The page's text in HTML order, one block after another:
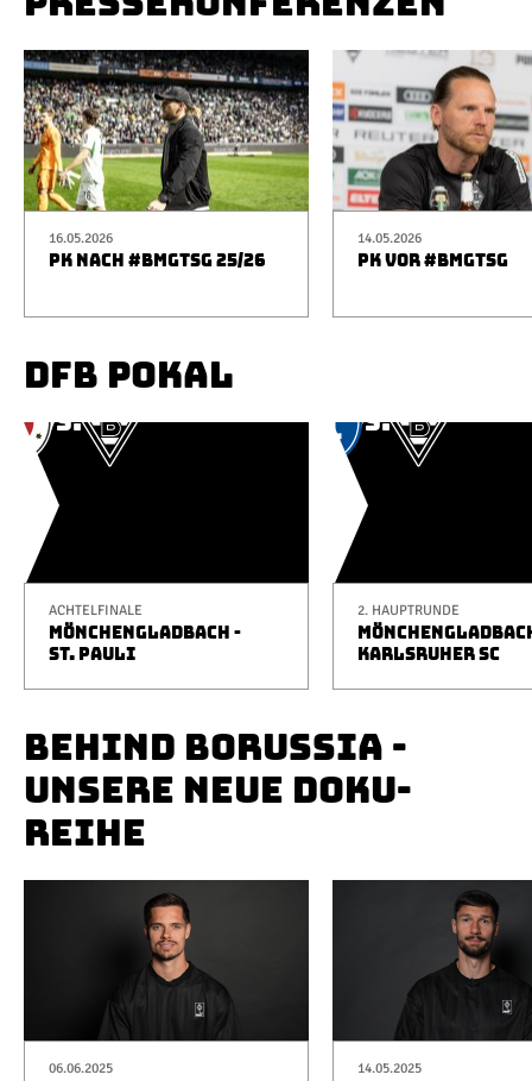
16.05.2026
PK NACH #BMGTSG 25/26
14.05.2026
PK VOR #BMGTSG
DFB POKAL
ACHTELFINALE
MÖNCHENGLADBACH -
ST. PAULI
2. HAUPTRUNDE
KARLSRUHER SC
BEHIND BORUSSIA -
UNSERE NEUE DOKU-
REIHE
06.06.2025 14.05.2025